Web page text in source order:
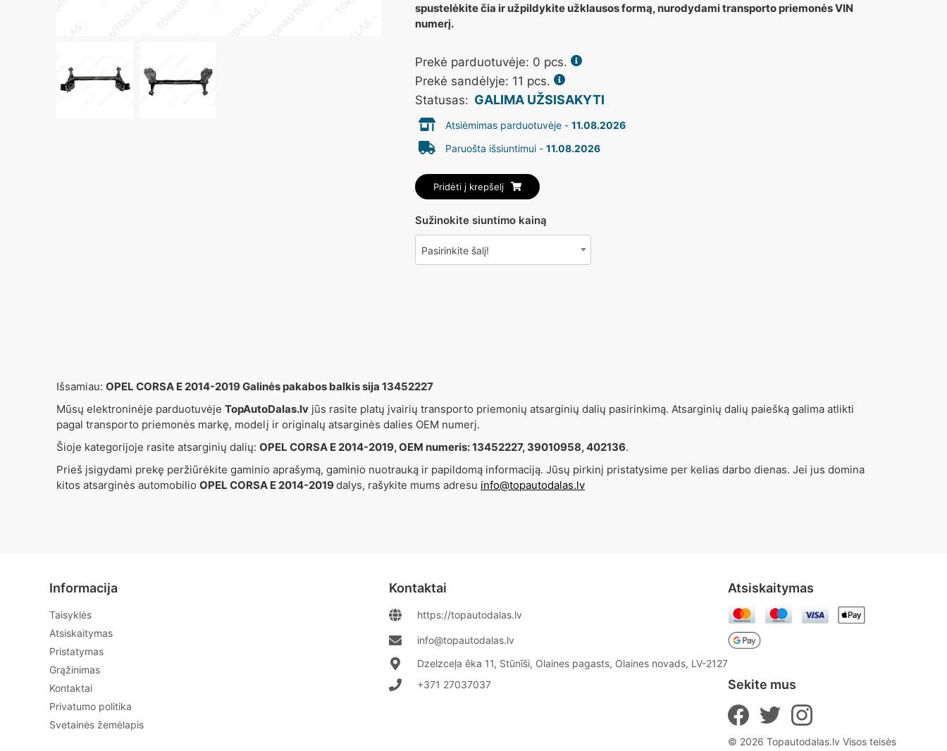
spustelėkite čia ir užpildykite užklausos formą, nurodydami transporto priemonės VIN
numerį.
Prekė parduotuvėje: 0 pcs.
Prekė sandėlyje: 11 pcs.
Statusas: GALIMA UŽSISAKYTI
Atsiėmimas parduotuvėje -11.08.2026
Paruošta išsiuntimui -11.08.2026
Pridėti į krepšelį
Sužinokite siuntimo kainą
Pasirinkite šalį!
Išsamiau: OPEL CORSA E 2014-2019 Galinės pakabos balkis sija 13452227
Mūsų elektroninėje parduotuvėje TopAutoDalas.lv jūs rasite platų įvairių transporto priemonių atsarginių dalių pasirinkimą. Atsarginių dalių paiešką galima atlikti
pagal transporto priemonės markę, modelį ir originalų atsarginės dalies OEM numerį.
Šioje kategorijoje rasite atsarginių dalių: OPEL CORSA E 2014-2019, OEM numeris: 13452227, 39010958, 402136.
Prieš įsigydami prekę peržiūrėkite gaminio aprašymą, gaminio nuotrauką ir papildomą informaciją. Jūsų pirkinį pristatysime per kelias darbo dienas. Jei jus domina
kitos atsarginės automobilio OPEL CORSA E 2014-2019dalys, rašykite mums adresu info@topautodalas.lv
Informacija
Taisyklės
Atsiskaitymas
Pristatymas
Grąžinimas
Kontaktai
Privatumo politika
Svetainės žemėlapis
Kontaktai
https://topautodalas.lv
info@topautodalas.lv
Dzelzceļa ēka 11, Stūnīši, Olaines pagasts, Olaines novads, LV-2127
+371 27037037‬
Atsiskaitymas
Sekite mus
© 2026 Topautodalas.lv Visos teisės